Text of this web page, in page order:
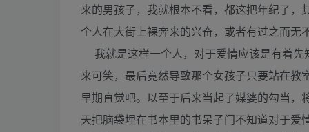
来的男孩子，我就根本不看，都这把年纪了
个人在大街上裸奔来的兴奋，或者有过之而无
我就是这样一个人，对于爱情应该是有着先
来可笑，最后竟然导致那个女孩子只要站在
早期直觉吧。以至于后来当起了媒婆的勾当
天把脑袋埋在书本里的书呆子门不知道对于